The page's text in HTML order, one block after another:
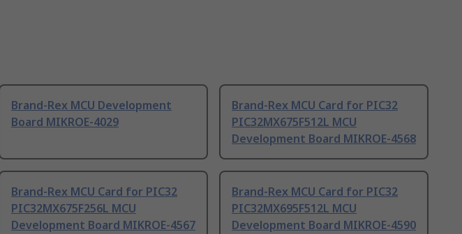
Brand-Rex MCU Development
Board MIKROE-4029
Brand-Rex MCU Card for PIC32
PIC32MX675F512L MCU
Development Board MIKROE-4568
Brand-Rex MCU Card for PIC32
PIC32MX675F256L MCU
Development Board MIKROE-4567
Brand-Rex MCU Card for PIC32
PIC32MX695F512L MCU
Development Board MIKROE-4590